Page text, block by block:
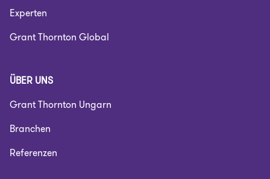
Experten
Grant Thornton Global
ÜBER UNS
Grant Thornton Ungarn
Branchen
Referenzen